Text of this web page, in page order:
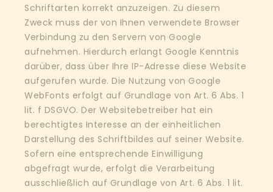
Schriftarten korrekt anzuzeigen. Zu diesem
Zweck muss der von Ihnen verwendete Browser
Verbindung zu den Servern von Google
aufnehmen. Hierdurch erlangt Google Kenntnis
darüber, dass über Ihre IP-Adresse diese Website
aufgerufen wurde. Die Nutzung von Google
WebFonts erfolgt auf Grundlage von Art. 6 Abs. 1
lit. f DSGVO. Der Websitebetreiber hat ein
berechtigtes Interesse an der einheitlichen
Darstellung des Schriftbildes auf seiner Website.
Sofern eine entsprechende Einwilligung
abgefragt wurde, erfolgt die Verarbeitung
ausschließlich auf Grundlage von Art. 6 Abs. 1 lit.